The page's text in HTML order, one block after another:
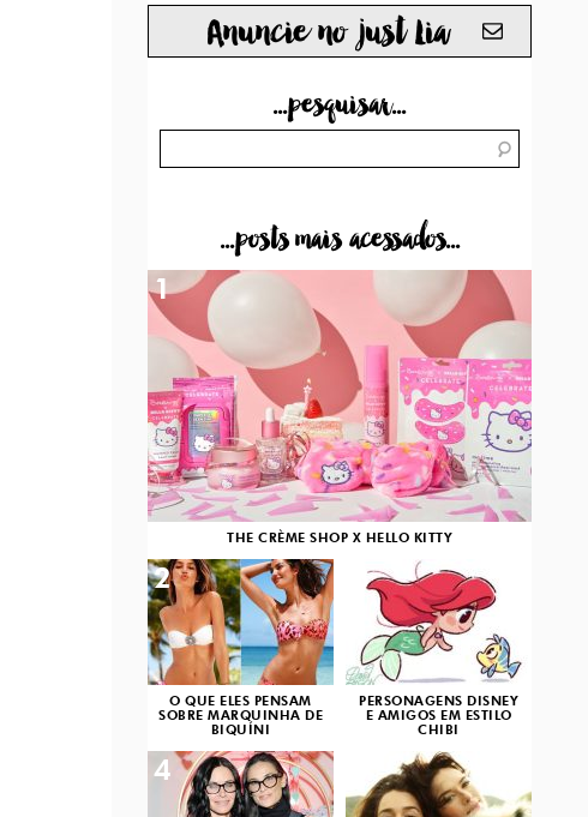
Anuncie no just Lia
...pesquisar...
...posts mais acessados...
THE CRÈME SHOP X HELLO KITTY
1
O QUE ELES PENSAM
SOBRE MARQUINHA DE
BIQUÍNI
2
PERSONAGENS DISNEY
E AMIGOS EM ESTILO
CHIBI
3
4